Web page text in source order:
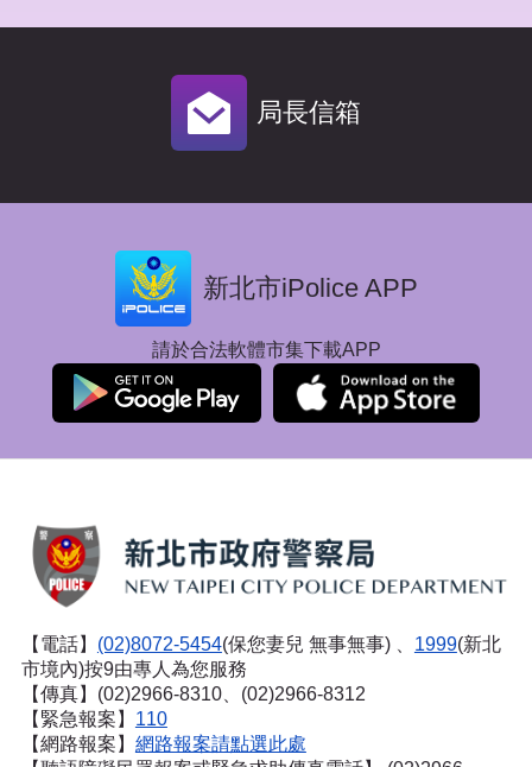
局長信箱
新北市iPolice APP
請於合法軟體市集下載APP
【電話】 (02)8072-5454(保您妻兒 無事無事) 、 1999(新北
市境內)按9由專人為您服務
【傳真】(02)2966-8310、(02)2966-8312
【緊急報案】 110
【網路報案】 網路報案請點選此處